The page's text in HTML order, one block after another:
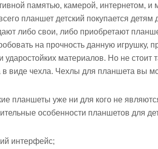
памятью, камерой, интернетом, и
планшет детский покупается детям
либо свои, либо приобретают
на прочность данную игрушку,
ударостойких материалов. Но не стоит
виде чехла. Чехлы для планшета вы
планшеты уже ни для кого не
особенности планшетов для
интерфейс;